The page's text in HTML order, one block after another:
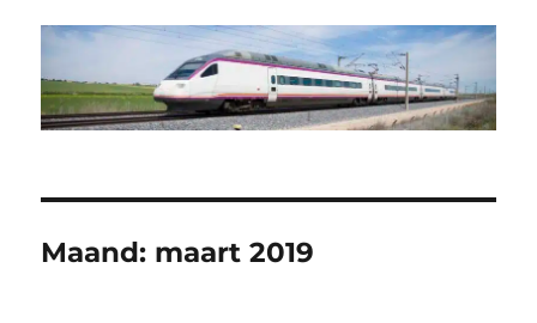
Maand: maart 2019